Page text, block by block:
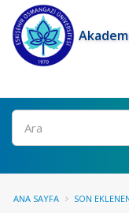
Ara
ANA SAYFA SON